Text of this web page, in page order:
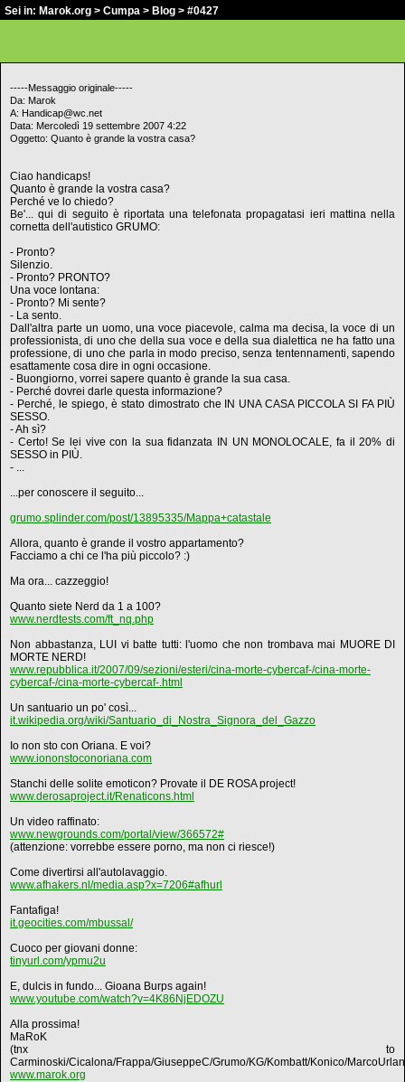
Sei in: Marok.org > Cumpa > Blog > #0427
-----Messaggio originale-----
Da: Marok
A: Handicap@wc.net
Data: Mercoledì 19 settembre 2007 4:22
Oggetto: Quanto è grande la vostra casa?
Ciao handicaps!
Quanto è grande la vostra casa?
Perché ve lo chiedo?
Be'... qui di seguito è riportata una telefonata propagatasi ieri mattina nella
cornetta dell'autistico GRUMO:
- Pronto?
Silenzio.
- Pronto? PRONTO?
Una voce lontana:
- Pronto? Mi sente?
- La sento.
Dall'altra parte un uomo, una voce piacevole, calma ma decisa, la voce di un
professionista, di uno che della sua voce e della sua dialettica ne ha fatto una
professione, di uno che parla in modo preciso, senza tentennamenti, sapendo
esattamente cosa dire in ogni occasione.
- Buongiorno, vorrei sapere quanto è grande la sua casa.
- Perché dovrei darle questa informazione?
- Perché, le spiego, è stato dimostrato che IN UNA CASA PICCOLA SI FA PIÙ
SESSO.
- Ah sì?
- Certo! Se lei vive con la sua fidanzata IN UN MONOLOCALE, fa il 20% di
SESSO in PIÙ.
- ...
...per conoscere il seguito...
grumo.splinder.com/post/13895335/Mappa+catastale
Allora, quanto è grande il vostro appartamento?
Facciamo a chi ce l'ha più piccolo? :)
Ma ora... cazzeggio!
Quanto siete Nerd da 1 a 100?
www.nerdtests.com/ft_nq.php
Non abbastanza, LUI vi batte tutti: l'uomo che non trombava mai MUORE DI
MORTE NERD!
www.repubblica.it/2007/09/sezioni/esteri/cina-morte-cybercaf-/cina-morte-
cybercaf-/cina-morte-cybercaf-.html
Un santuario un po' così...
it.wikipedia.org/wiki/Santuario_di_Nostra_Signora_del_Gazzo
Io non sto con Oriana. E voi?
www.iononstoconoriana.com
Stanchi delle solite emoticon? Provate il DE ROSA project!
www.derosaproject.it/Renaticons.html
Un video raffinato:
www.newgrounds.com/portal/view/366572#
(attenzione: vorrebbe essere porno, ma non ci riesce!)
Come divertirsi all'autolavaggio.
www.afhakers.nl/media.asp?x=7206#afhurl
Fantafiga!
it.geocities.com/mbussal/
Cuoco per giovani donne:
tinyurl.com/ypmu2u
E, dulcis in fundo... Gioana Burps again!
www.youtube.com/watch?v=4K86NjEDOZU
Alla prossima!
MaRoK
(tnx to
Carminoski/Cicalona/Frappa/GiuseppeC/Grumo/KG/Kombatt/Konico/
www.marok.org